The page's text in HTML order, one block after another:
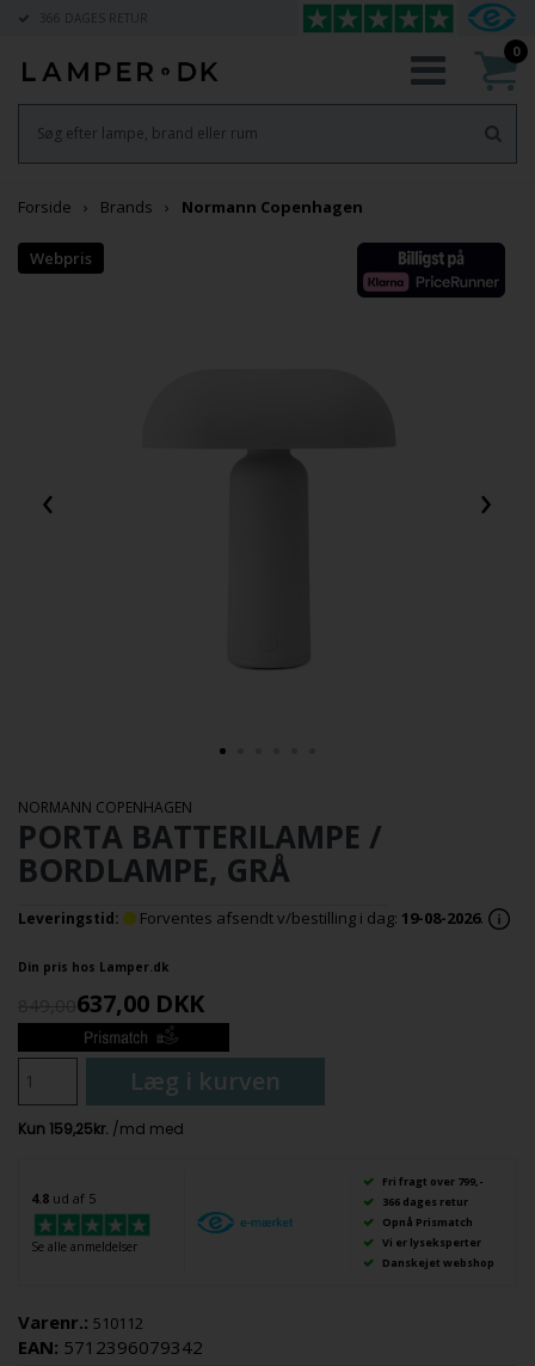
366 DAGES RETUR
0
Forside Brands Normann Copenhagen
‹ ›
NORMANN COPENHAGEN
PORTA BATTERILAMPE /
BORDLAMPE, GRÅ
Leveringstid: Forventes afsendt v/bestilling i dag: 19-08-2026.
Din pris hos Lamper.dk
637,00 DKK
Læg i kurven
4.8 ud af 5
Se alle anmeldelser
Fri fragt over 799,-
366 dages retur
Opnå Prismatch
Vi er lyseksperter
Danskejet webshop
Varenr.: 510112
EAN: 5712396079342